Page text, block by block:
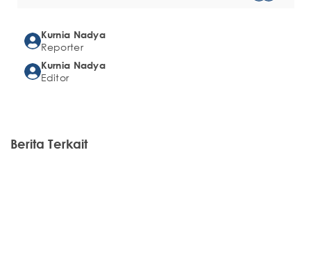
Kurnia Nadya
Reporter
Kurnia Nadya
Editor
Berita Terkait